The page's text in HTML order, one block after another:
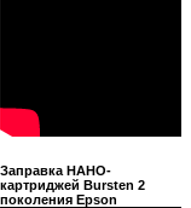
Заправка НАНО-
картриджей Bursten 2
поколения Epson